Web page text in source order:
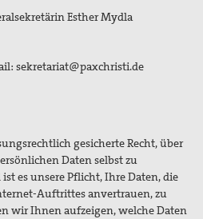
Esther Mydla
sekretariat@paxchristi.de
gesicherte Recht, über
Daten selbst zu
es unsere Pflicht, Ihre Daten, die
Auftrittes anvertrauen, zu
wir Ihnen aufzeigen, welche Daten